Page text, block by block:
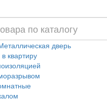
дверь
квартиру